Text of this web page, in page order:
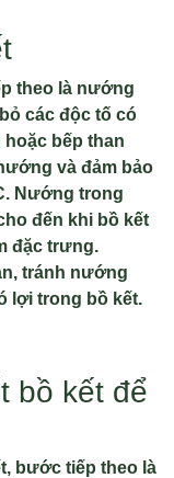
theo là nướng
các độc tố có
bếp than
và đảm bảo
Nướng trong
đến khi bồ kết
đặc trưng.
tránh nướng
lợi trong bồ kết.
bồ kết để
bước tiếp theo là